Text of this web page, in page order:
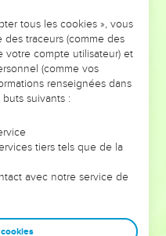
!
VOUS ÉVITER LES
?
les doutes, les erreurs
alors même que ce
façonnés.
et responsables
afin que leurs erreurs
tous les cookies », vous
traceurs (comme des
compte utilisateur) et
(comme vos
renseignées dans
suivants :
tiers tels que de la
avec notre service de